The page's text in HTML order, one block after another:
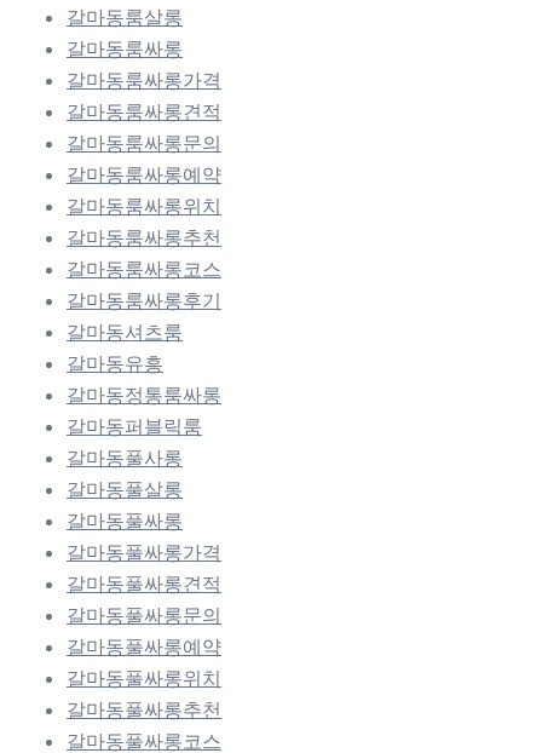
갈마동룸살롱
갈마동룸싸롱
갈마동룸싸롱가격
갈마동룸싸롱견적
갈마동룸싸롱문의
갈마동룸싸롱예약
갈마동룸싸롱위치
갈마동룸싸롱추천
갈마동룸싸롱코스
갈마동룸싸롱후기
갈마동셔츠룸
갈마동유흥
갈마동정통룸싸롱
갈마동퍼블릭룸
갈마동풀사롱
갈마동풀살롱
갈마동풀싸롱
갈마동풀싸롱가격
갈마동풀싸롱견적
갈마동풀싸롱문의
갈마동풀싸롱예약
갈마동풀싸롱위치
갈마동풀싸롱추천
갈마동풀싸롱코스